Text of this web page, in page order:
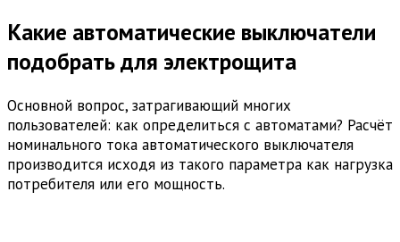
Какие автоматические выключатели
подобрать для электрощита
Основной вопрос, затрагивающий многих
пользователей: как определиться с автоматами? Расчёт
номинального тока автоматического выключателя
производится исходя из такого параметра как нагрузка
потребителя или его мощность.